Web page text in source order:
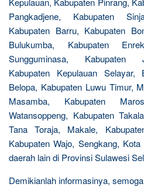
Pangkadjene, Kabupaten
Kabupaten Barru, Kabupaten
Bulukumba, Kabupaten
Sungguminasa, Kabupaten
Kabupaten Kepulauan Selayar,
Belopa, Kabupaten Luwu Timur,
Masamba, Kabupaten
Watansoppeng, Kabupaten
Tana Toraja, Makale,
Kabupaten Wajo, Sengkang,
daerah lain di Provinsi Sulawesi
Demikianlah informasinya,